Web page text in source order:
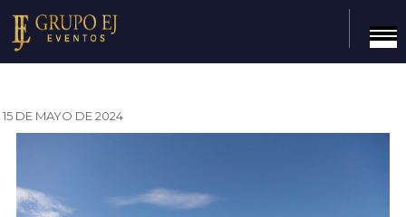
15 DE MAYO DE 2024